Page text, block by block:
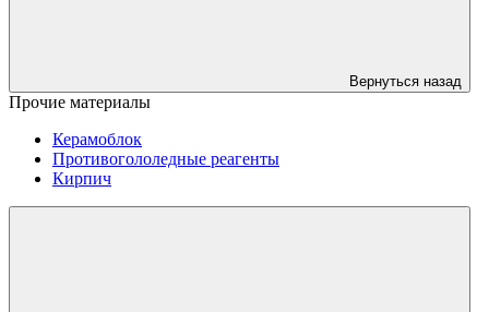
Вернуться назад
Прочие материалы
Керамоблок
Противогололедные реагенты
Кирпич